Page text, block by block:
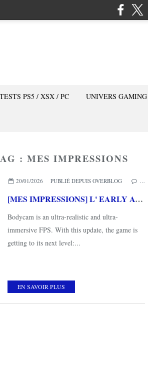
TESTS PS5 / XSX / PC UNIVERS GAMING
: MES IMPRESSIONS
REISSAD STUDIO
20/01/2026 PUBLIÉ DEPUIS OVERBLOG
[MES IMPRESSIONS] L' EARLY ACCESS de BODYCAM PC
Bodycam is an ultra-realistic and ultra-
immersive FPS. With this update, the game is
getting to its next level:...
EN SAVOIR PLUS